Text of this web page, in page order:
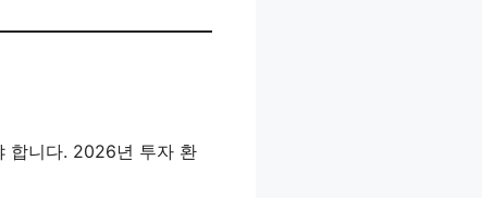
합니다. 2026년 투자 환